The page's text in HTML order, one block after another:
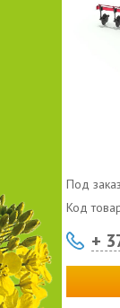
Под заказ
Код
+